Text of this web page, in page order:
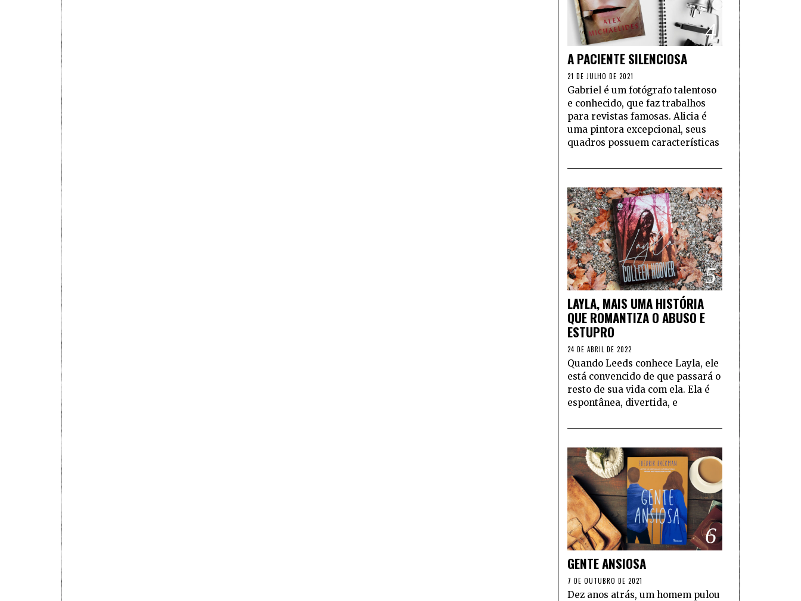
4
A PACIENTE SILENCIOSA
21 DE JULHO DE 2021
Gabriel é um fotógrafo talentoso
e conhecido, que faz trabalhos
para revistas famosas. Alicia é
uma pintora excepcional, seus
quadros possuem características
5
LAYLA, MAIS UMA HISTÓRIA
QUE ROMANTIZA O ABUSO E
ESTUPRO
24 DE ABRIL DE 2022
Quando Leeds conhece Layla, ele
está convencido de que passará o
resto de sua vida com ela. Ela é
espontânea, divertida, e
6
GENTE ANSIOSA
7 DE OUTUBRO DE 2021
Dez anos atrás, um homem pulou